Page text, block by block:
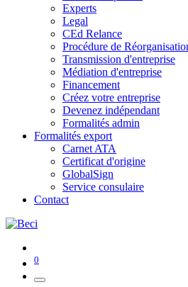
Experts
Legal
CEd Relance
Procédure de
Transmission d'entreprise
Médiation d'entreprise
Financement
Créez votre entreprise
Devenez indépendant
Formalités admin
Formalités export
Carnet ATA
Certificat d'origine
GlobalSign
Service consulaire
Contact
0